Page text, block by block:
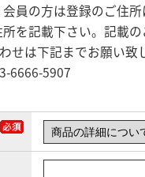
員の方は登録のご住
を記載下さい。記載
せは下記までお願い致
6666-5907